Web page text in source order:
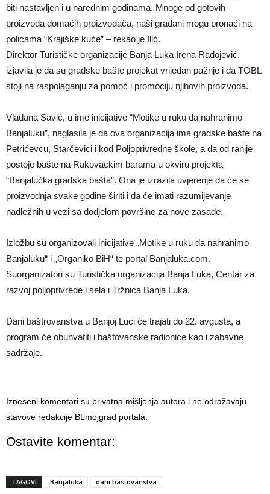
biti nastavljen i u narednim godinama. Mnoge od gotovih
proizvoda domaćih proizvođača, naši građani mogu pronaći na
policama “Krajiške kuće” – rekao je Ilić.
Direktor Turističke organizacije Banja Luka Irena Radojević,
izjavila je da su gradske bašte projekat vrijedan pažnje i da TOBL
stoji na raspolaganju za pomoć i promociju njihovih proizvoda.
Vladana Savić, u ime inicijative “Motike u ruku da nahranimo
Banjaluku”, naglasila je da ova organizacija ima gradske bašte na
Petrićevcu, Starčevici i kod Poljoprivredne škole, a da od ranije
postoje bašte na Rakovačkim barama u okviru projekta
“Banjalučka gradska bašta”. Ona je izrazila uvjerenje da će se
proizvodnja svake godine širiti i da će imati razumijevanje
nadležnih u vezi sa dodjelom površine za nove zasade.
Izložbu su organizovali inicijative „Motike u ruku da nahranimo
Banjaluku“ i „Organiko BiH“ te portal Banjaluka.com.
Suorganizatori su Turistička organizacija Banja Luka, Centar za
razvoj poljoprivrede i sela i Tržnica Banja Luka.
Dani baštrovanstva u Banjoj Luci će trajati do 22. avgusta, a
program će obuhvatiti i baštovanske radionice kao i zabavne
sadržaje.
Izneseni komentari su privatna mišljenja autora i ne odražavaju
stavove redakcije BLmojgrad portala.
Ostavite komentar:
TAGOVI Banjaluka dani bastovanstva